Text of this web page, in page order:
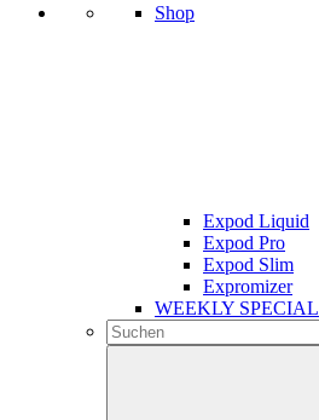
Shop
Expod Liquid
Expod Pro
Expod Slim
Expromizer
WEEKLY SPECIAL